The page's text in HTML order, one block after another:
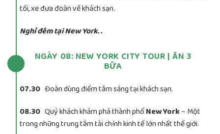
tối, xe đưa đoàn về khách sạn.
Nghỉ đêm tại New York. .
NGÀY 08: NEW YORK CITY TOUR | ĂN 3
BỮA
07.30 Đoàn dùng điểm tâm sáng tại khách sạn.
08.30 Quý khách khám phá thành phố New York – Một
trong những trung tâm tài chính kinh tế lớn nhất thế giới.